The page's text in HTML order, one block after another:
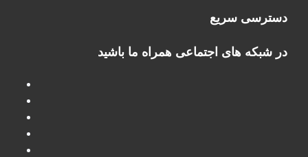
دسترسی سریع
در شبکه های اجتماعی همراه ما باشید